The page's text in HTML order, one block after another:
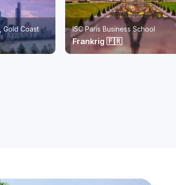
Monash University Malaysia
Malaysia 🇲🇾